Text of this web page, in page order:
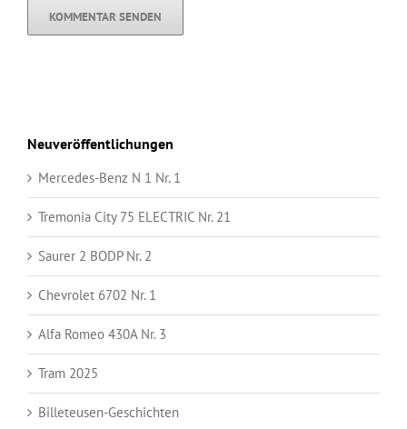
Neuveröffentlichungen
Mercedes-Benz N 1 Nr. 1
Tremonia City 75 ELECTRIC Nr. 21
Saurer 2 BODP Nr. 2
Chevrolet 6702 Nr. 1
Alfa Romeo 430A Nr. 3
Tram 2025
Billeteusen-Geschichten